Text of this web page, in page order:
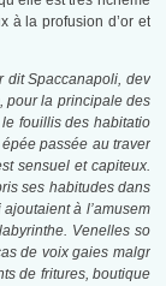
à la profusion d’or et
dit Spaccanapoli, dev
pour la principale des
fouillis des habitatio
passée au traver
sensuel et capiteux.
ses habitudes dans
à l’amusem
Venelles so
de voix gaies malgr
de fritures, boutique